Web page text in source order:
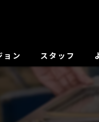
ョン スタッフ